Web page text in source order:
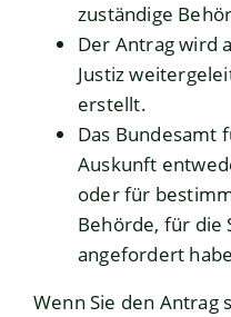
zuständige
Der Antrag wird
Justiz
erstellt.
Das Bundesamt
Auskunft
oder für
Behörde, für die
angefordert
Wenn Sie den Antrag